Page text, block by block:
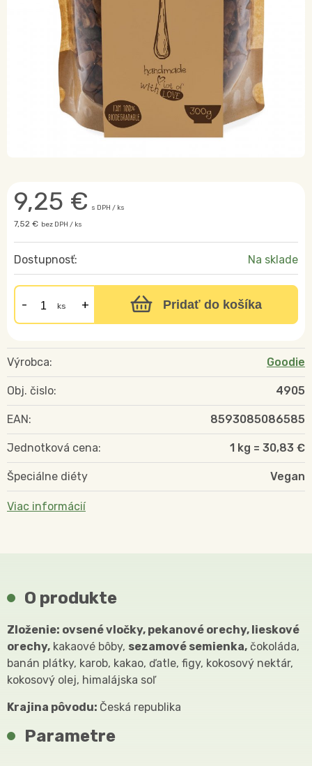
9,25 € s DPH / ks
7,52 € bez DPH / ks
Dostupnosť: Na sklade
ks Pridať do košíka
Výrobca: Goodie
Obj. čislo: 4905
EAN: 8593085086585
Jednotková cena: 1 kg = 30,83 €
Špeciálne diéty Vegan
Viac informácií
O produkte
Zloženie: ovsené vločky, pekanové orechy, lieskové
orechy, kakaové bôby, sezamové semienka, čokoláda,
banán plátky, karob, kakao, ďatle, figy, kokosový nektár,
kokosový olej, himalájska soľ
Krajina pôvodu: Česká republika
Parametre